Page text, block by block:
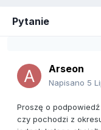
Pytanie
Arseon
Napisano 5
Proszę o
czy pochodzi z